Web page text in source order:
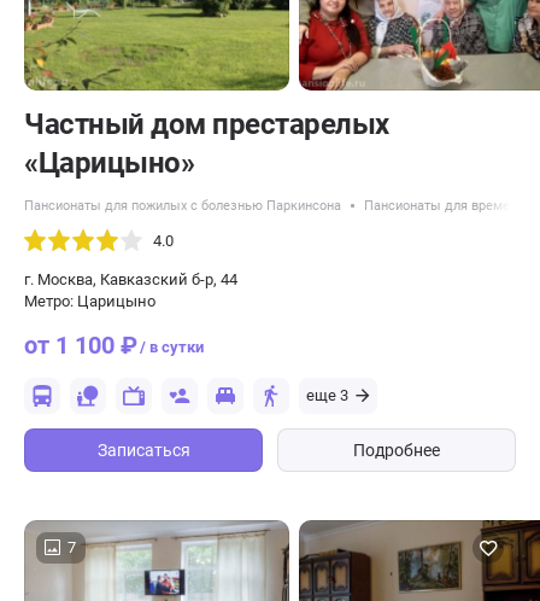
Частный дом престарелых
«Царицыно»
Пансионаты для пожилых с болезнью Паркинсона Пансионаты для
4.0
г. Москва, Кавказский б-р, 44
Метро: Царицыно
от 1 100 ₽/ в сутки
еще 3
Записаться Подробнее
7